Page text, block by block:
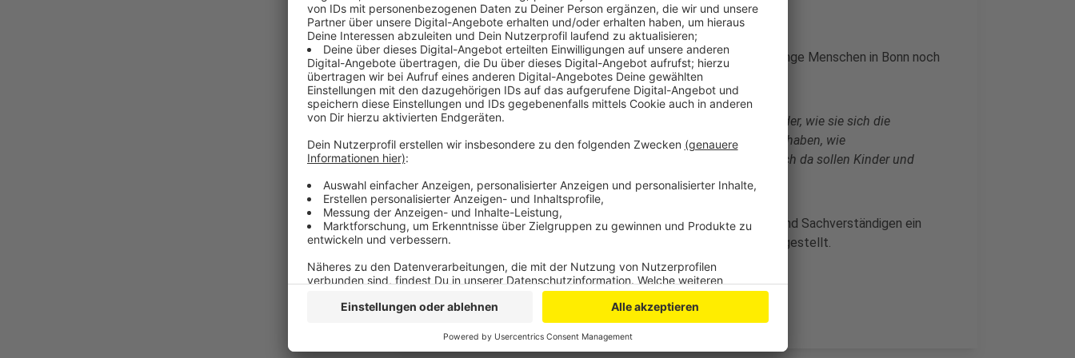
Als Nächstes wird ein Plan erstellt, um Kinder, Jugendliche und junge Menschen in Bonn noch
mehr zu fördern und bei Entscheidungen zu beteiligen, so Dörner:
Wenn wir neue Spielplätze entwickeln, dann fragen wir die Kinder, wie sie sich die
Spielplätze vorstellen. Das wollen wir auch für viele andere Vorhaben, wie
Quartiersentwicklung oder Verkehrssituationen, umsetzen. Auch da sollen Kinder und
Jugendliche ihren Beitrag zu leisten können.
Zunächst startet jetzt eine Projektphase, in dem mit Umfragen und Sachverständigen ein
Aktionsplan entwickelt wird. In einem Jahr wird der Plan dann vorgestellt.
Anzeige